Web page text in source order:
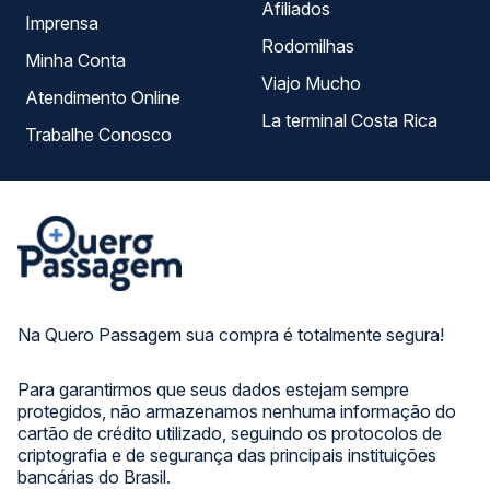
Na Quero Passagem sua compra é totalmente segura!
Para garantirmos que seus dados estejam sempre
protegidos, não armazenamos nenhuma informação do
cartão de crédito utilizado, seguindo os protocolos de
criptografia e de segurança das principais instituições
bancárias do Brasil.
Imprensa
Minha Conta
Atendimento Online
Trabalhe Conosco
Afiliados
Rodomilhas
Viajo Mucho
La terminal Costa Rica